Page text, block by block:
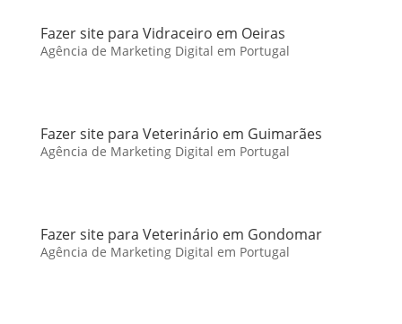
Fazer site para Vidraceiro em Oeiras
Agência de Marketing Digital em Portugal
Fazer site para Veterinário em Guimarães
Agência de Marketing Digital em Portugal
Fazer site para Veterinário em Gondomar
Agência de Marketing Digital em Portugal